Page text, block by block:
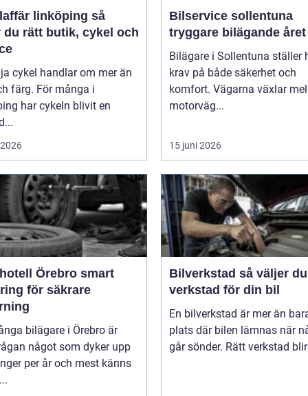
linköping så
du rätt butik, cykel och
cykel handlar om mer än
färg. För många i
har cykeln blivit en
Bilservice sollentuna
tryggare bilägande
Bilägare i Sollentuna ställer
krav på både säkerhet och
komfort. Vägarna växlar
motorväg...
15 juni 2026
Örebro smart
för säkrare
bilägare i Örebro är
något som dyker upp
per år och mest känns
Bilverkstad så väljer du rätt
verkstad för din bil
En bilverkstad är mer än
plats där bilen lämnas när
går sönder. Rätt verkstad